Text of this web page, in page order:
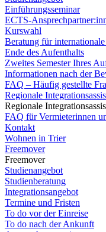
Einführungsseminar
ECTS-
Kurswahl
Beratung für
Ende des Aufenthalts
Zweites Semester Ihres
Informationen nach der
FAQ – Häufig gestellte
Regionale
Regionale
FAQ für Vermieterinnen
Kontakt
Wohnen in Trier
Freemover
Freemover
Studienangebot
Studienberatung
Integrationsangebot
Termine und Fristen
To do vor der Einreise
To do nach der Ankunft